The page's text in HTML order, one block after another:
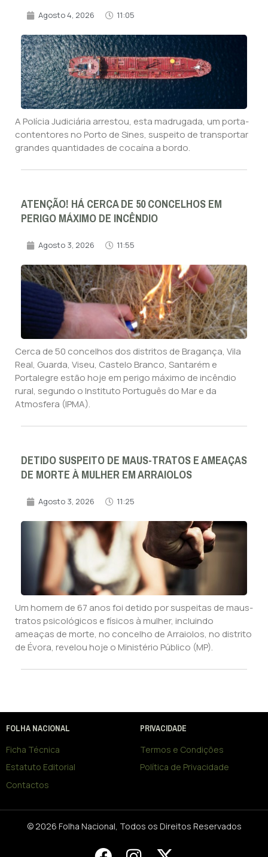
Agosto 4, 2026 11:05
A Polícia Judiciária arrestou, esta madrugada, um porta-
contentores no Porto de Sines, suspeito de transportar
grandes quantidades de cocaína a bordo.
ATENÇÃO! HÁ CERCA DE 50 CONCELHOS EM
PERIGO MÁXIMO DE INCÊNDIO
Agosto 3, 2026 11:55
Cerca de 50 concelhos dos distritos de Bragança, Vila
Real, Guarda, Viseu, Castelo Branco, Santarém e
Portalegre estão hoje em perigo máximo de incêndio
rural, segundo o Instituto Português do Mar e da
Atmosfera (IPMA).
DETIDO SUSPEITO DE MAUS-TRATOS E AMEAÇAS
DE MORTE À MULHER EM ARRAIOLOS
Agosto 3, 2026 11:25
Um homem de 67 anos foi detido por suspeitas de maus-
tratos psicológicos e físicos à mulher, incluindo
ameaças de morte, no concelho de Arraiolos, no distrito
de Évora, revelou hoje o Ministério Público (MP).
FOLHA NACIONAL
Ficha Técnica
Estatuto Editorial
Contactos
PRIVACIDADE
Termos e Condições
Política de Privacidade
© 2026 Folha Nacional, Todos os Direitos Reservados